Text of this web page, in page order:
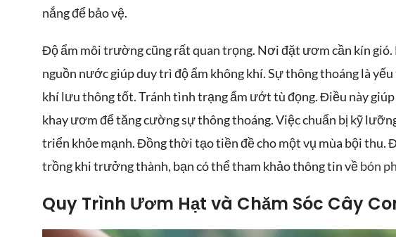
nắng để bảo vệ.
Độ ẩm môi trường cũng rất quan trọng. Nơi đặt ươm cần kín
nguồn nước giúp duy trì độ ẩm không khí. Sự thông thoáng là
khí lưu thông tốt. Tránh tình trạng ẩm ướt tù đọng. Điều này
khay ươm để tăng cường sự thông thoáng. Việc chuẩn bị kỹ
triển khỏe mạnh. Đồng thời tạo tiền đề cho một vụ mùa bội thu.
trồng khi trưởng thành, bạn có thể tham khảo thông tin vềbón
Quy Trình Ươm Hạt và Chăm Sóc Cây